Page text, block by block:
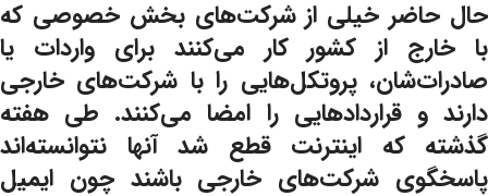
حال حاضر خیلی از شرکت‌های بخش خصوصی که
با خارج از کشور کار می‌کنند برای واردات یا
صادرات‌شان، پروتکل‌هایی را با شرکت‌های خارجی
دارند و قراردادهایی را امضا می‌کنند. طی هفته
گذشته که اینترنت قطع شد آنها نتوانسته‌اند
پاسخگوی شرکت‌های خارجی باشند چون ایمیل